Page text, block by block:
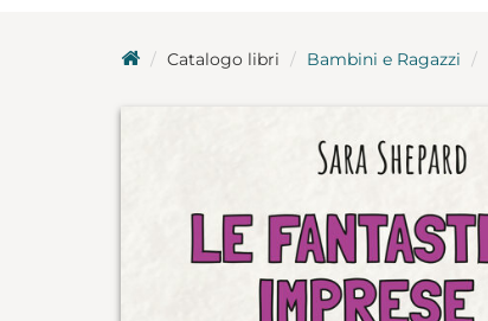
Catalogo libri Bambini e Ragazzi